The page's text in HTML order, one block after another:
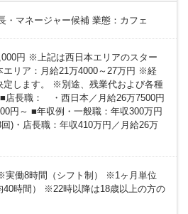
・マネージャー候補 業態：カフェ
円 ※上記は西日本エリアのスター
エリア：月給21万4000～27万円 ※経
定します。 ※別途、残業代および各種
店長職： ・西日本／月給26万7500円
円～ ■年収例・一般職：年収300万円
)・店長職：年収410万円／月給26万
実働8時間（シフト制） ※1ヶ月単位
40時間） ※22時以降は18歳以上の方の